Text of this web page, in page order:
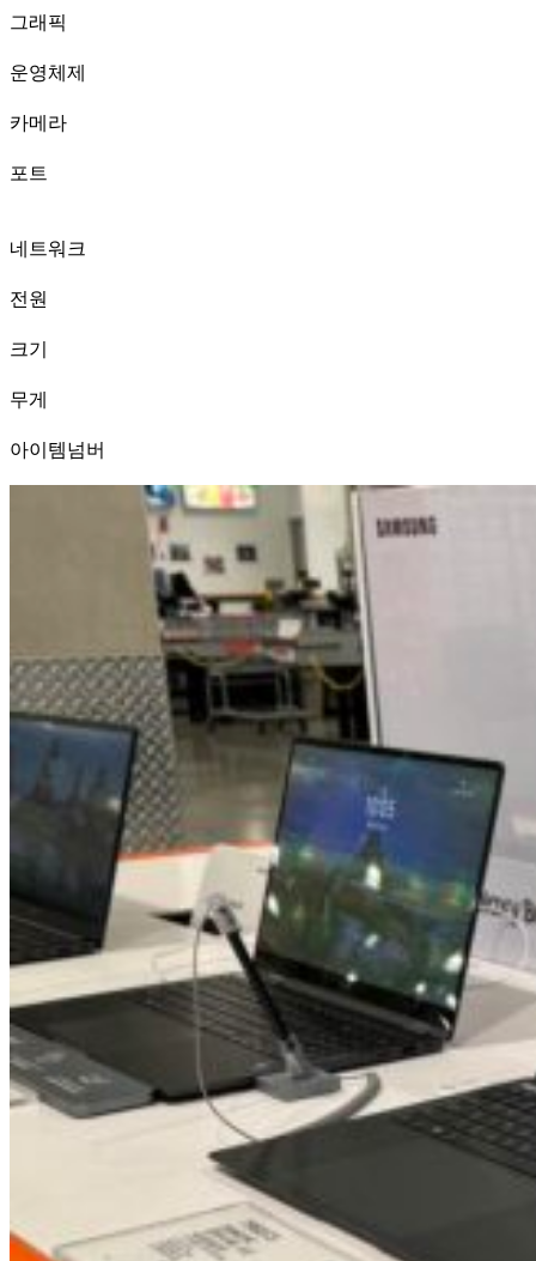
그래픽
운영체제
카메라
포트
네트워크
전원
크기
무게
아이템넘버